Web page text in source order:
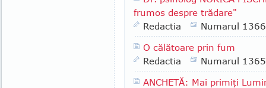
frumos despre trădare"
Redactia
Numarul 1366
O călătoare prin fum
Redactia
Numarul 1365
ANCHETĂ: Mai primiţi